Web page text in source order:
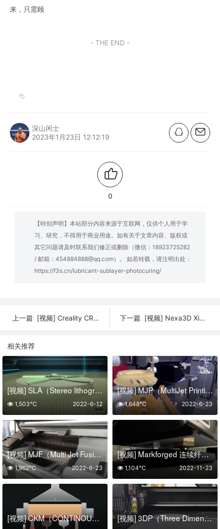
来，只需顾
- THE END -
深山闲士
2023年1月23日 12:12:19
0
【特别声明】本站部分内容来源于互联网，仅供个人用于学
习、研究，不得用于商业用途。如有关于文章内容、版权或
其它问题请及时联系我们修正或删除（微信：18923725282
/ 邮箱：454884888@qq.com）。 如若转载，请注明出处：
https://f3s.cn/lubricant-sublayer-photocuring/
上一篇: [视频] Creality CR-200B 全封闭式3D打印机 下一篇: [视频] Nexa3D XiP 基于LSPc技术快速LCD光固化3D打印机 速度高达180mm/h
相关推荐
[视频] SLA（Stereo lithography Apparatus）光固化成型技术及工艺详细介绍
2022-6-12
1,503℃
[视频] MJP（MultiJet Printing）多喷嘴喷墨成型技术详细介绍
2022-6-23
1,648℃
[视频] MJF（Multi Jet Fusion）多射流熔融成型技术详细介绍
2022-6-23
1,962℃
[视频] Markforged 连续纤维增强材料的工作原理 | 过程说明
2022-11-23
1,104℃
[视频] CKM（CONTINOUS KINETIC MIXING）连续动力混合3D打印工艺 [视频] 3DP（Three Dimensional Printing and Gluing）三维粉末粘接成型技术详细介绍